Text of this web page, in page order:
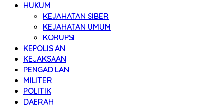
HUKUM
KEJAHATAN SIBER
KEJAHATAN UMUM
KORUPSI
KEPOLISIAN
KEJAKSAAN
PENGADILAN
MILITER
POLITIK
DAERAH